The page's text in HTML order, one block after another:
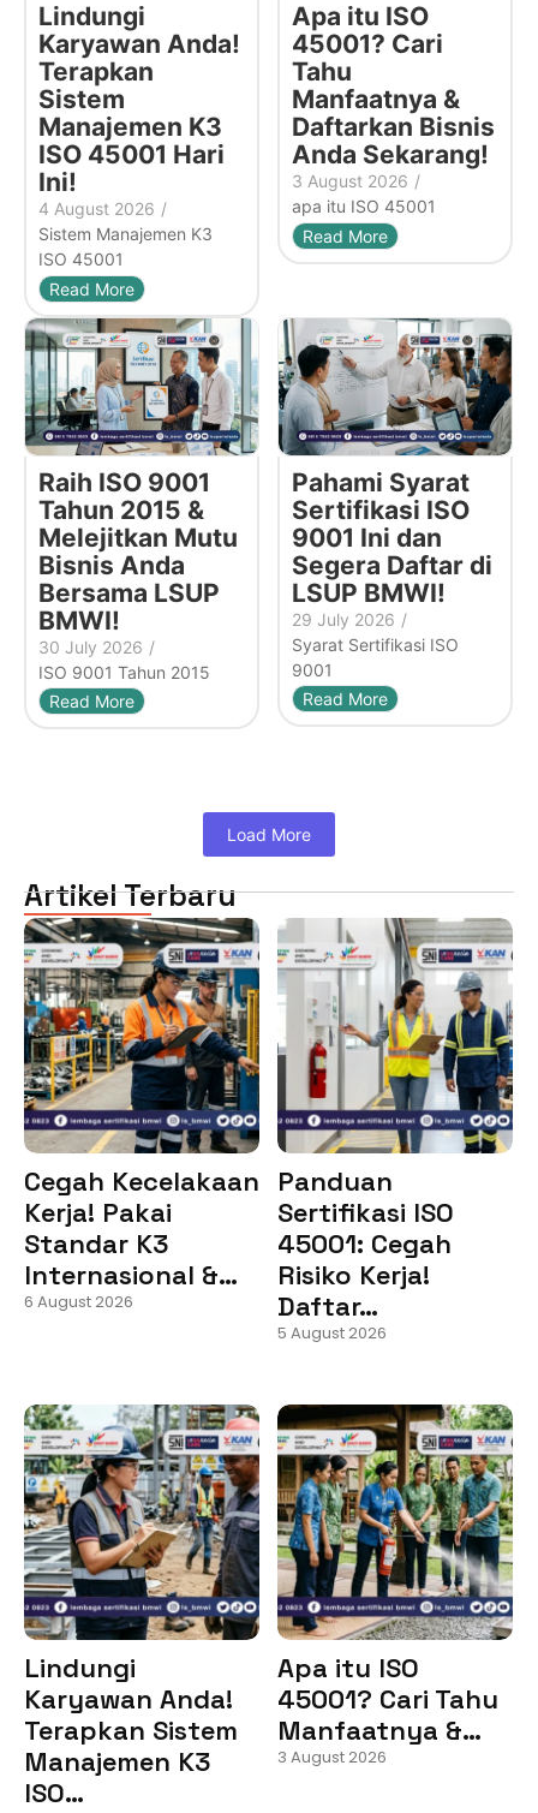
Lindungi
Karyawan Anda!
Terapkan
Sistem
Manajemen K3
ISO 45001 Hari
Ini!
4 August 2026 /
Sistem Manajemen K3
ISO 45001
Read More
Apa itu ISO
45001? Cari
Tahu
Manfaatnya &
Daftarkan Bisnis
Anda Sekarang!
3 August 2026 /
apa itu ISO 45001
Read More
Raih ISO 9001
Tahun 2015 &
Melejitkan Mutu
Bisnis Anda
Bersama LSUP
BMWI!
30 July 2026 /
ISO 9001 Tahun 2015
Read More
Pahami Syarat
Sertifikasi ISO
9001 Ini dan
Segera Daftar di
LSUP BMWI!
29 July 2026 /
Syarat Sertifikasi ISO
9001
Read More
Load More
Artikel Terbaru
Cegah Kecelakaan
Kerja! Pakai
Standar K3
Internasional &…
6 August 2026
Panduan
Sertifikasi ISO
45001: Cegah
Risiko Kerja!
Daftar…
5 August 2026
Lindungi
Karyawan Anda!
Terapkan Sistem
Manajemen K3
ISO…
Apa itu ISO
45001? Cari Tahu
Manfaatnya &…
3 August 2026